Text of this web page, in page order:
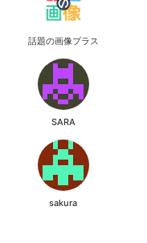
話題の画像プラス
SARA
sakura